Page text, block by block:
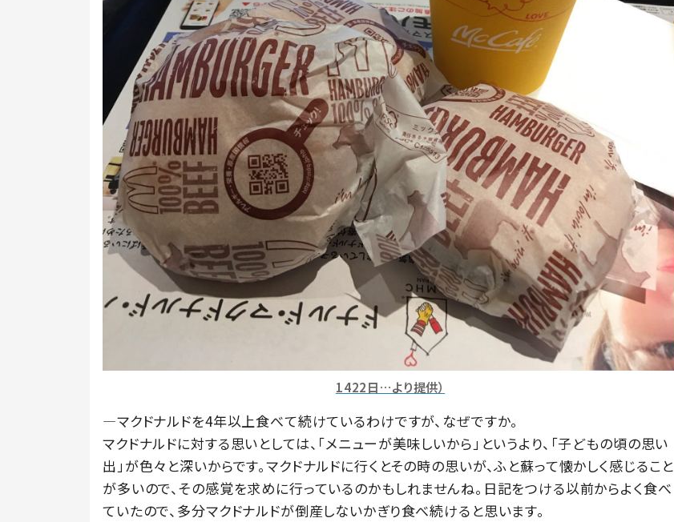
1422日…より提供）
―マクドナルドを4年以上食べて続けているわけですが、なぜですか。
マクドナルドに対する思いとしては、「メニューが美味しいから」というより、「子どもの頃の思い
出」が色々と深いからです。マクドナルドに行くとその時の思いが、ふと蘇って懐かしく感じること
が多いので、その感覚を求めに行っているのかもしれませんね。日記をつける以前からよく食べ
ていたので、多分マクドナルドが倒産しないかぎり食べ続けると思います。